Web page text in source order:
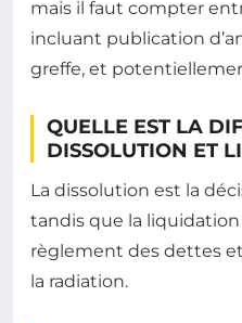
mais il faut compter
incluant publication
greffe, et
QUELLE EST LA
DISSOLUTION ET
La dissolution est la
tandis que la liquidation
règlement des dettes
la radiation.